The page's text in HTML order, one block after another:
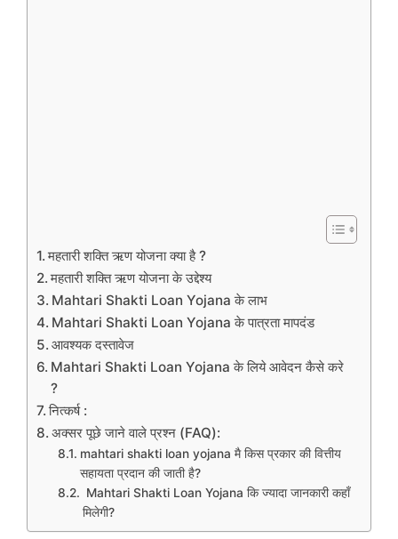
महतारी शक्ति ऋण योजना क्या है ?
महतारी शक्ति ऋण योजना के उद्देश्य
Mahtari Shakti Loan Yojana के लाभ
Mahtari Shakti Loan Yojana के पात्रता मापदंड
आवश्यक दस्तावेज
Mahtari Shakti Loan Yojana के लिये आवेदन कैसे करे
?
नित्कर्ष :
अक्सर पूछे जाने वाले प्रश्न (FAQ):
mahtari shakti loan yojana मै किस प्रकार की वित्तीय
सहायता प्रदान की जाती है?
Mahtari Shakti Loan Yojana कि ज्यादा जानकारी कहाँ
मिलेगी?